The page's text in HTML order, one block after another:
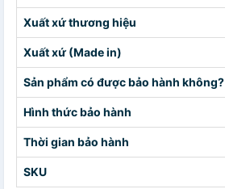
Xuất xứ thương hiệu
Xuất xứ (Made in)
Sản phẩm có được bảo hành không?
Hình thức bảo hành
Thời gian bảo hành
SKU